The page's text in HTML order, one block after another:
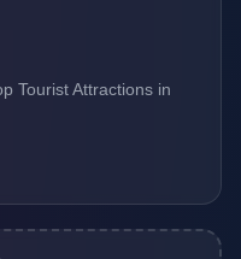
Tourist Attractions in